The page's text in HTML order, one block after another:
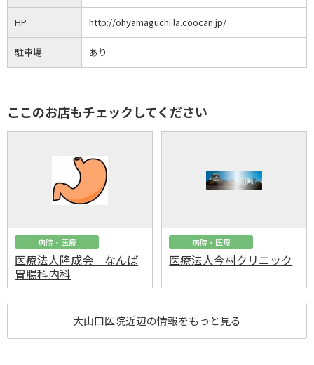
HP http://ohyamaguchi.la.coocan.jp/
駐車場 あり
ここのお店もチェックしてください
病院・医療
医療法人隆成会 なんば
胃腸科内科
病院・医療
医療法人今村クリニック
大山口医院近辺の情報をもっと見る